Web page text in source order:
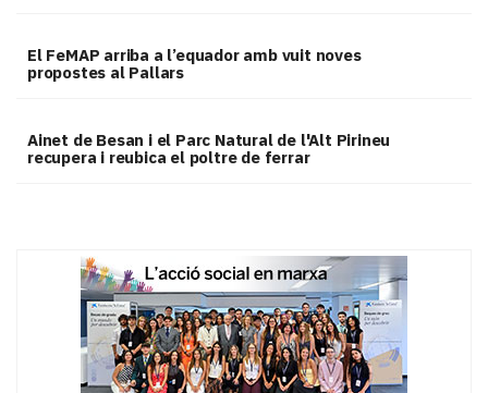
El FeMAP arriba a l’equador amb vuit noves
propostes al Pallars
Ainet de Besan i el Parc Natural de l'Alt Pirineu
recupera i reubica el poltre de ferrar